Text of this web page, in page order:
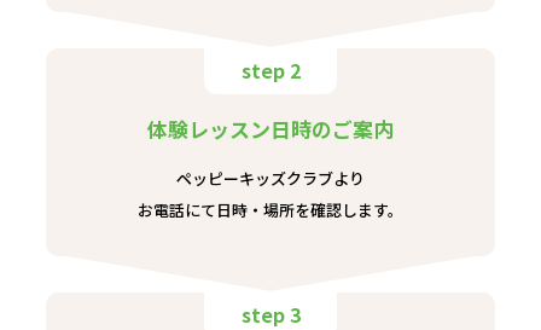
step 2
体験レッスン日時のご案内
ペッピーキッズクラブより
お電話にて日時・場所を確認します。
step 3